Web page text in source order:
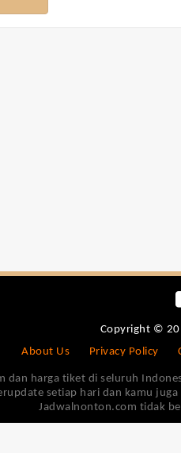
Copyright ©
About Us
Privacy Policy
harga tiket di seluruh
setiap hari dan kamu
Jadwalnonton.com tidak